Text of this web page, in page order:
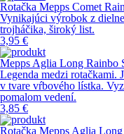
Rotačka Mepps Comet
Vynikajúci výrobok z
trojháčika, široký list.
3,95 €
Mepps Aglia Long
Legenda medzi rotačkami.
v tvare vŕbového lístka.
pomalom vedení.
3,85 €
Rotačka Mepps Aglia